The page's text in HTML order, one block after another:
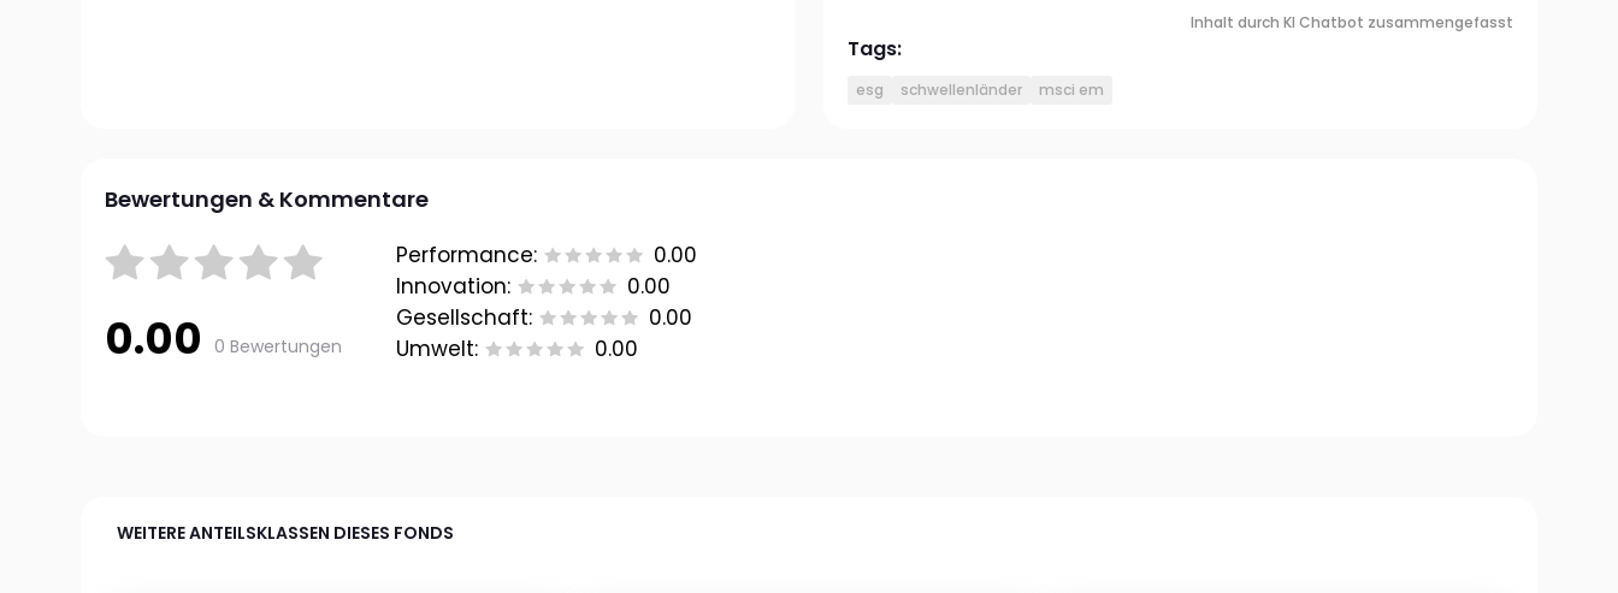
Inhalt durch KI Chatbot zusammengefasst
Tags:
esg schwellenländer msci em
Bewertungen & Kommentare
0.00 0 Bewertungen
Performance:
0.00
Innovation:
0.00
Gesellschaft:
0.00
Umwelt:
0.00
WEITERE ANTEILSKLASSEN DIESES FONDS